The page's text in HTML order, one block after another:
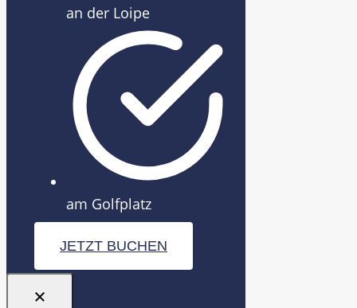
an der Loipe
am Golfplatz
JETZT BUCHEN